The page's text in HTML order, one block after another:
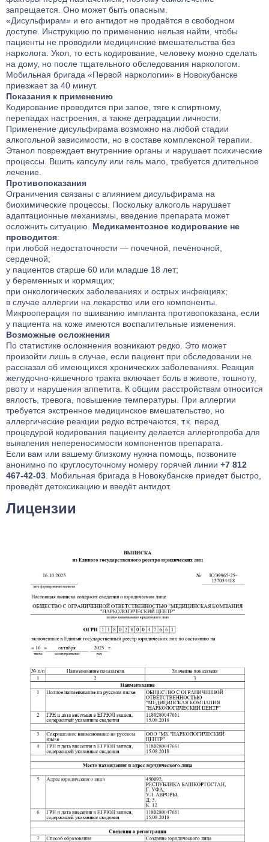
запрещается. Оно может быть опасным.
«Дисульфирам» и его антидот не продаётся в свободном
доступе. Инструкцию по применению нельзя найти, чтобы
пациенты не проводили медицинские вмешательства без
нарколога. Укол, то есть кодирование, человеку можно сделать
на дому, но после тщательного обследования наркологом.
Мобильная бригада «Первой наркологии» в Новокубанске
приезжает за 40 минут.
Показания к применению
Кодирование проводится при запое, тяге к спиртному,
перепадах настроения, а также деградации личности.
Применение дисульфирама возможно на любой стадии
алкогольной зависимости, но в составе комплексной терапии.
Этанол повреждает внутренние органы и нарушает психические
процессы. Вшить капсулу или гель мало, требуется длительное
лечение.
Противопоказания
Ограничения связаны с влиянием дисульфирама на
биохимические процессы. Поскольку алкоголь нарушает
адаптационные механизмы, введение препарата может
осложнить ситуацию. Медикаментозное кодирование не
проводится:
при любой недостаточности — почечной, печёночной,
сердечной;
у пациентов старше 60 или младше 18 лет;
у беременных и кормящих;
при онкологических заболеваниях и острых инфекциях;
в случае аллергии на лекарство или его компоненты.
Микрооперация по вшиванию импланта противопоказана, если
у пациента на коже имеются воспалительные изменения.
Возможные осложнения
По статистике осложнения возникают редко. Это может
произойти лишь в случае, если пациент при обследовании не
рассказал об имеющихся хронических заболеваниях. Реакция
желудочно-кишечного тракта включает боль в животе, тошноту,
рвоту и нарушения аппетита. К общим расстройствам относится
вялость, тревога, повышение температуры. При аллергии
требуется экстренное медицинское вмешательство, но
аллергические реакции редко встречаются, т.к. перед
процедурой кодирования пациенту делается аллергопроба для
выявления непереносимости компонентов препарата.
Если вам или вашему близкому нужна помощь, позвоните
анонимно по круглосуточному номеру горячей линии +7 812
467-42-03 . Мобильная бригада в Новокубанске приедет быстро,
проведёт детоксикацию и введёт антидот.
Лицензии